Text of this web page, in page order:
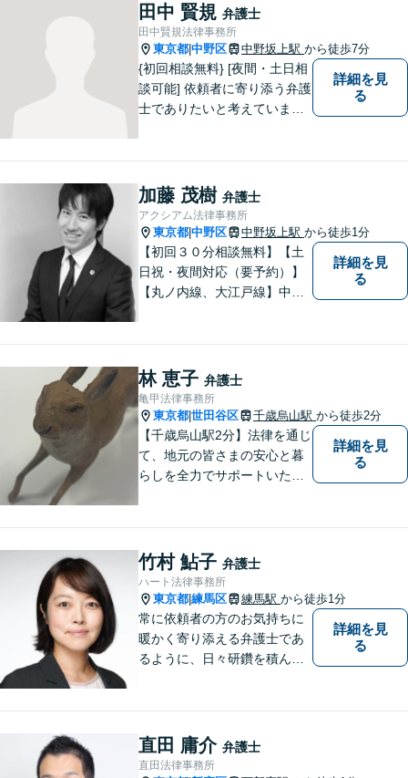
田中 賢規 弁護士
田中賢規法律事務所
東京都 中野区 中野坂上駅 から徒歩7分
{初回相談無料} [夜間・土日相
談可能] 依頼者に寄り添う弁護
士でありたいと考えていま
詳細を見
る
加藤 茂樹 弁護士
アクシアム法律事務所
東京都 中野区 中野坂上駅 から徒歩1分
【初回３０分相談無料】【土
日祝・夜間対応（要予約）】
【丸ノ内線、大江戸線】中野
密着型の弁護士です。 おかげ
さまで、都内のみならず全国
からご相談をいただいており
ます。
詳細を見
る
林 恵子 弁護士
亀甲法律事務所
東京都 世田谷区 千歳烏山駅 から徒歩2分
【千歳烏山駅2分】法律を通じ
て、地元の皆さまの安心と暮
らしを全力でサポートいたし
に複雑なお悩みでも、安心し
てご相談ください。※電話は
面談予約のみ。【地域密着型
の法律事務所】
詳細を見
る
竹村 鮎子 弁護士
ハート法律事務所
東京都 練馬区 練馬駅 から徒歩1分
常に依頼者の方のお気持ちに
暖かく寄り添える弁護士であ
るように、日々研鑽を積んで
相談を多く受けております。
皆様が明るい未来を進めるよ
詳細を見
る
直田 庸介 弁護士
直田法律事務所